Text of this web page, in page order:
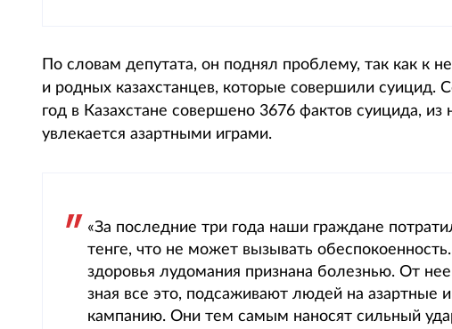
По словам депутата, он поднял проблему, так как к
и родных казахстанцев, которые совершили суицид.
год в Казахстане совершено 3676 фактов суицида,
увлекается азартными играми.
«За последние три года наши граждане
тенге, что не может вызывать
здоровья лудомания признана болезнью. От
зная все это, подсаживают людей на азартные
кампанию. Они тем самым наносят сильный